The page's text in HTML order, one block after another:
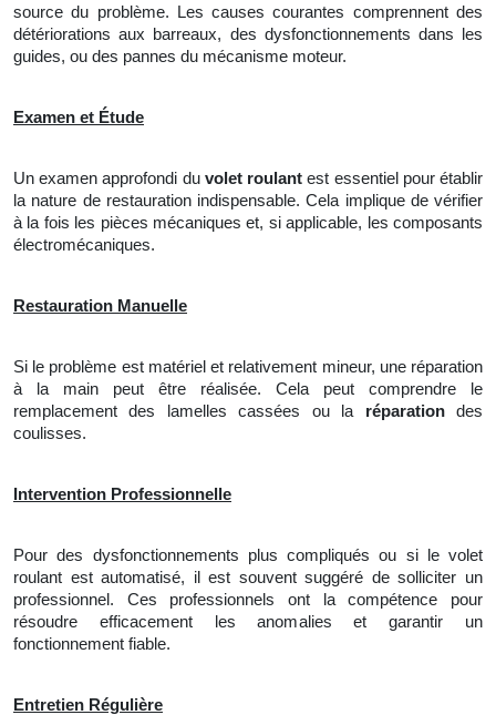
source du problème. Les causes courantes comprennent des
détériorations aux barreaux, des dysfonctionnements dans les
guides, ou des pannes du mécanisme moteur.
Examen et Étude
Unexamen approfondi du volet roulant est essentiel pour établir
la nature de restauration indispensable. Cela implique de vérifier
à la fois les pièces mécaniques et, si applicable, les composants
électromécaniques.
Restauration Manuelle
Si le problème est matériel et relativement mineur, une réparation
à la main peut être réalisée. Cela peut comprendre
le
remplacement des lamelles cassées ou
la réparationdes
coulisses.
Intervention Professionnelle
Pour des dysfonctionnements plus compliqués ou si le volet
roulant est automatisé, il est souvent suggéré de solliciter un
professionnel. Ces professionnels ont la compétence pour
résoudre efficacement les anomalies et garantir un
fonctionnement fiable.
Entretien Régulière